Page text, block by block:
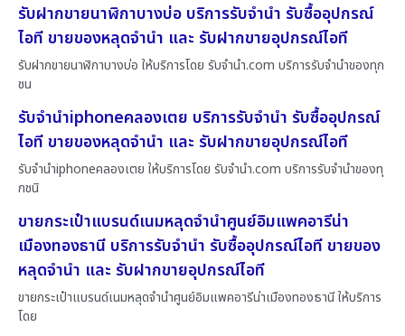
รับฝากขายนาฬิกาบางบ่อ บริการรับจำนำ รับซื้ออุปกรณ์
ไอที ขายของหลุดจำนำ และ รับฝากขายอุปกรณ์ไอที
รับฝากขายนาฬิกาบางบ่อ ให้บริการโดย รับจํานํา.com บริการรับจำนำของทุก
ชน
รับจำนำiphoneคลองเตย บริการรับจำนำ รับซื้ออุปกรณ์
ไอที ขายของหลุดจำนำ และ รับฝากขายอุปกรณ์ไอที
รับจำนำiphoneคลองเตย ให้บริการโดย รับจํานํา.com บริการรับจำนำของทุ
กชนิ
ขายกระเป๋าแบรนด์เนมหลุดจำนำศูนย์อิมแพคอารีน่า
เมืองทองธานี บริการรับจำนำ รับซื้ออุปกรณ์ไอที ขายของ
หลุดจำนำ และ รับฝากขายอุปกรณ์ไอที
ขายกระเป๋าแบรนด์เนมหลุดจำนำศูนย์อิมแพคอารีน่าเมืองทองธานี ให้บริการ
โดย